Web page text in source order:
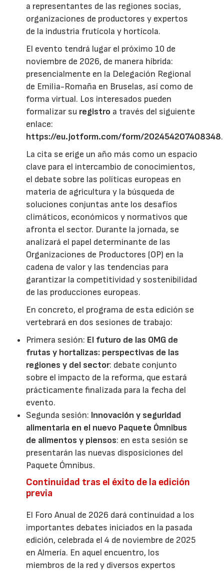
a representantes de las regiones socias,
organizaciones de productores y expertos
de la industria frutícola y hortícola.
El evento tendrá lugar el próximo 10 de
noviembre de 2026, de manera híbrida:
presencialmente en la Delegación Regional
de Emilia-Romaña en Bruselas, así como de
forma virtual. Los interesados pueden
formalizar su registro a través del siguiente
enlace:
https://eu.jotform.com/form/202454207408348.
La cita se erige un año más como un espacio
clave para el intercambio de conocimientos,
el debate sobre las políticas europeas en
materia de agricultura y la búsqueda de
soluciones conjuntas ante los desafíos
climáticos, económicos y normativos que
afronta el sector. Durante la jornada, se
analizará el papel determinante de las
Organizaciones de Productores (OP) en la
cadena de valor y las tendencias para
garantizar la competitividad y sostenibilidad
de las producciones europeas.
En concreto, el programa de esta edición se
vertebrará en dos sesiones de trabajo:
Primera sesión: El futuro de las OMG de
frutas y hortalizas: perspectivas de las
regiones y del sector: debate conjunto
sobre el impacto de la reforma, que estará
prácticamente finalizada para la fecha del
evento.
Segunda sesión: Innovación y seguridad
alimentaria en el nuevo Paquete Ómnibus
de alimentos y piensos: en esta sesión se
presentarán las nuevas disposiciones del
Paquete Ómnibus.
Continuidad tras el éxito de la edición
previa
El Foro Anual de 2026 dará continuidad a los
importantes debates iniciados en la pasada
edición, celebrada el 4 de noviembre de 2025
en Almería. En aquel encuentro, los
miembros de la red y diversos expertos